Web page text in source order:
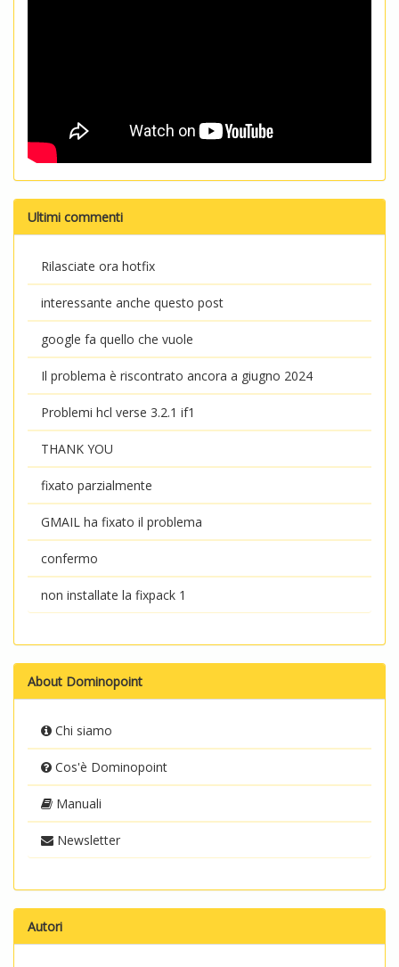
Ultimi commenti
Rilasciate ora hotfix
interessante anche questo post
google fa quello che vuole
Il problema è riscontrato ancora a giugno 2024
Problemi hcl verse 3.2.1 if1
THANK YOU
fixato parzialmente
GMAIL ha fixato il problema
confermo
non installate la fixpack 1
About Dominopoint
Chi siamo
Cos'è Dominopoint
Manuali
Newsletter
Autori